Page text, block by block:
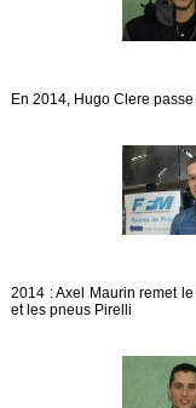
En 2014, Hugo Clere
2014 : Axel Maurin remet
et les pneus Pirelli